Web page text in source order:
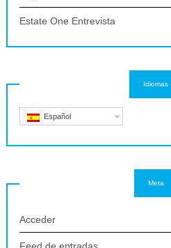
Estate One Entrevista
Idiomas
Español
Meta
Acceder